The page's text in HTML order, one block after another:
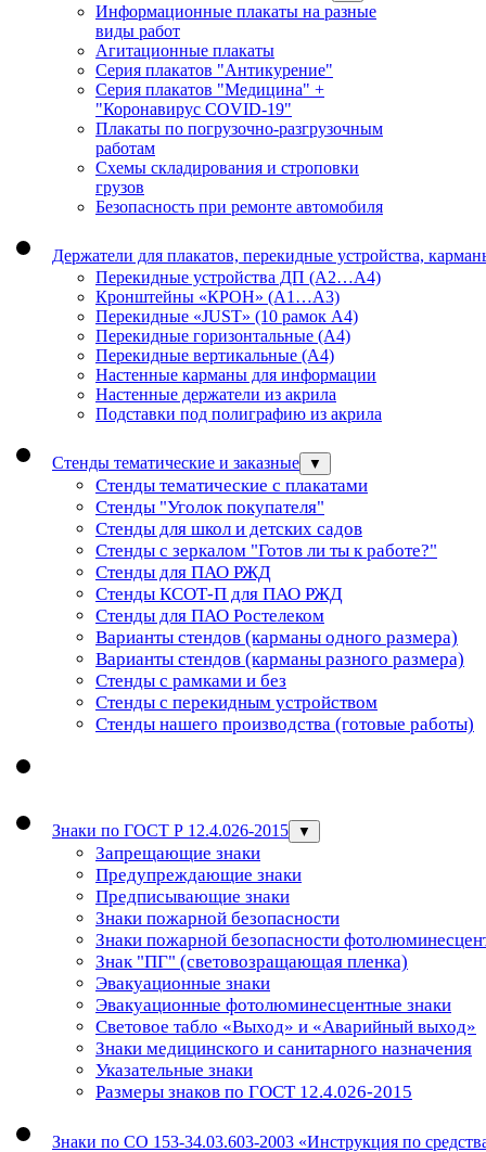
Информационные плакаты на разные
виды работ
Агитационные плакаты
Серия плакатов "Антикурение"
Серия плакатов "Медицина" +
"Коронавирус COVID-19"
Плакаты по погрузочно-разгрузочным
работам
Схемы складирования и строповки
грузов
Безопасность при ремонте автомобиля
Держатели для плакатов, перекидные устройства,
Перекидные устройства ДП (А2…А4)
Кронштейны «КРОН» (А1…А3)
Перекидные «JUST» (10 рамок А4)
Перекидные горизонтальные (А4)
Перекидные вертикальные (А4)
Настенные карманы для информации
Настенные держатели из акрила
Подставки под полиграфию из акрила
Стенды тематические и заказные ▼
Стенды тематические с плакатами
Стенды "Уголок покупателя"
Стенды для школ и детских садов
Стенды с зеркалом "Готов ли ты к работе?"
Стенды для ПАО РЖД
Стенды КСОТ-П для ПАО РЖД
Стенды для ПАО Ростелеком
Варианты стендов (карманы одного размера)
Варианты стендов (карманы разного размера)
Стенды с рамками и без
Стенды с перекидным устройством
Стенды нашего производства (готовые работы)
Знаки по ГОСТ Р 12.4.026-2015 ▼
Запрещающие знаки
Предупреждающие знаки
Предписывающие знаки
Знаки пожарной безопасности
Знаки пожарной безопасности
Знак "ПГ" (световозращающая пленка)
Эвакуационные знаки
Эвакуационные фотолюминесцентные знаки
Световое табло «Выход» и «Аварийный выход»
Знаки медицинского и санитарного назначения
Указательные знаки
Размеры знаков по ГОСТ 12.4.026-2015
Знаки по СО 153-34.03.603-2003 «Инструкция по